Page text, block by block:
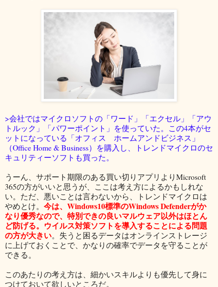
>会社ではマイクロソフトの「ワード」「エクセル」「アウ
トルック」「パワーポイント」を使っていた。この4本がセ
ットになっている「オフィス ホームアンドビジネス」
（Office Home & Business）を購入し、トレンドマイクロのセ
キュリティーソフトも買った。
うーん、サポート期限のある買い切りアプリよりMicrosoft
365の方がいいと思うが、ここは考え方によるかもしれな
い。ただ、悪いことは言わないから、トレンドマイクロは
やめとけ。 今は、Windows10標準のWindows Defenderがか
なり優秀なので、特別できの良いマルウェア以外はほとん
ど防げる。ウイルス対策ソフトを導入することによる問題
の方が大きい。失うと困るデータはオンラインストレージ
に上げておくことで、かなりの確率でデータを守ることが
できる。
このあたりの考え方は、細かいスキルよりも優先して身に
つけておいて欲しいところだ。